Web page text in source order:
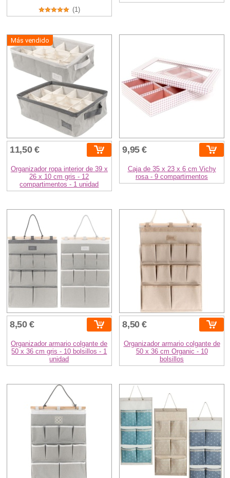
(1)
Más vendido
11,50 €
Organizador ropa interior de 39 x
26 x 10 cm gris - 12
compartimentos - 1 unidad
9,95 €
Caja de 35 x 23 x 6 cm Vichy
rosa - 9 compartimentos
8,50 €
Organizador armario colgante de
50 x 36 cm gris - 10 bolsillos - 1
unidad
8,50 €
Organizador armario colgante de
50 x 36 cm Organic - 10
bolsillos